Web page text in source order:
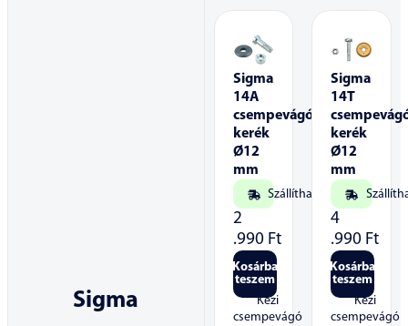
Sigma
Sigma
14A
csempevágó
kerék
Ø12
mm
Szállítható
2
.990 Ft
Kosárba
teszem
Kézi
csempevágó
Sigma
14T
kerék
Ø12
mm
4
.990 Ft
Kosárba
teszem
Kézi
csempevágó